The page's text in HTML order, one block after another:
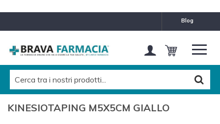
blog
KINESIOTAPING M5X5CM GIALLO